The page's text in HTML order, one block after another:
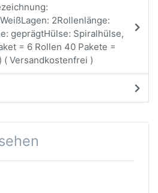
2Rollenlänge:
geprägtHülse: Spiralhülse,
= 6 Rollen 40 Pakete =
( Versandkostenfrei )